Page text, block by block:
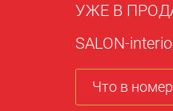
УЖЕ В
SALON-
Что в